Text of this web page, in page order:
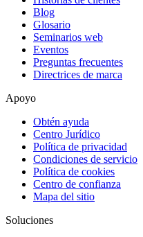
Blog
Glosario
Seminarios web
Eventos
Preguntas frecuentes
Directrices de marca
Apoyo
Obtén ayuda
Centro Jurídico
Política de privacidad
Condiciones de servicio
Política de cookies
Centro de confianza
Mapa del sitio
Soluciones